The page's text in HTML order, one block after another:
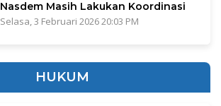
Nasdem Masih Lakukan Koordinasi
Selasa, 3 Februari 2026 20:03 PM
HUKUM